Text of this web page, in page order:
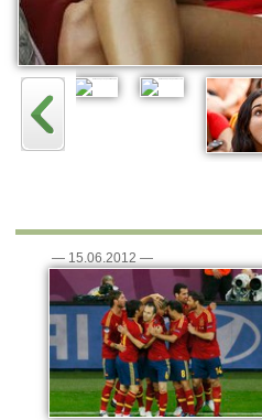
— 15.06.2012 —